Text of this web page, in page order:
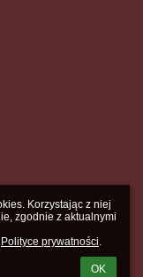
Korzystając z niej
zgodnie z aktualnymi
Polityce prywatności.
OK